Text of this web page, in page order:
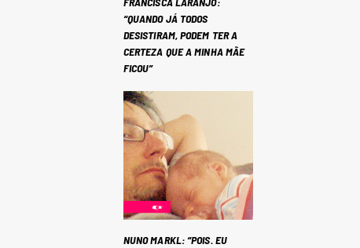
“QUANDO JÁ TODOS
DESISTIRAM, PODEM TER A
CERTEZA QUE A MINHA MÃE
FICOU”
NUNO MARKL: “POIS. EU